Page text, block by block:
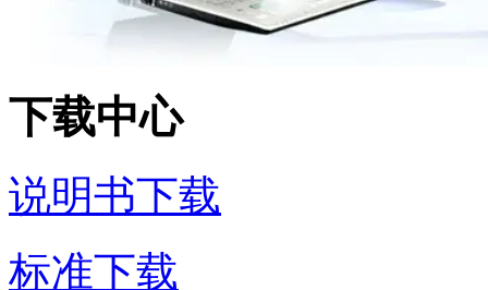
下载中心
说明书下载
标准下载